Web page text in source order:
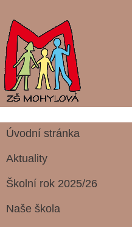
Úvodní stránka
Aktuality
Školní rok 2025/26
Naše škola